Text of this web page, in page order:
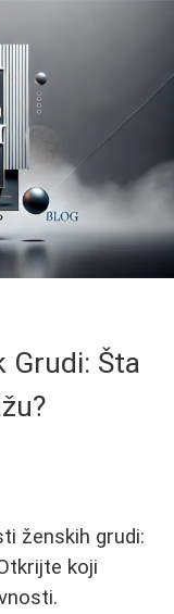
Grudi: Šta
ženskih grudi:
koji